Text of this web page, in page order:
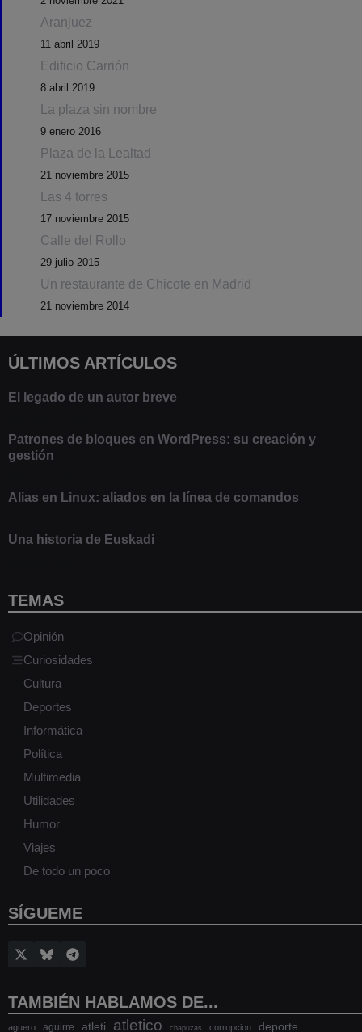
Aranjuez
11 abril 2019
Edificio Carrión
8 abril 2019
La plaza sin nombre
9 enero 2016
Plaza de la Lealtad
21 noviembre 2015
Las 4 torres
17 noviembre 2015
Calle del Rollo
29 julio 2015
Un restaurante de Chicote en Madrid
21 noviembre 2014
ÚLTIMOS ARTÍCULOS
El legado de un autor breve
Patrones de bloques en WordPress: su creación y
gestión
Alias en Linux: aliados en la línea de comandos
Una historia de Euskadi
TEMAS
Opinión
Curiosidades
Cultura
Deportes
Informática
Política
Multimedia
Utilidades
Humor
Viajes
De todo un poco
SÍGUEME
TAMBIÉN HABLAMOS DE...
aguero aguirre atleti atletico chapuzas corrupcion deporte